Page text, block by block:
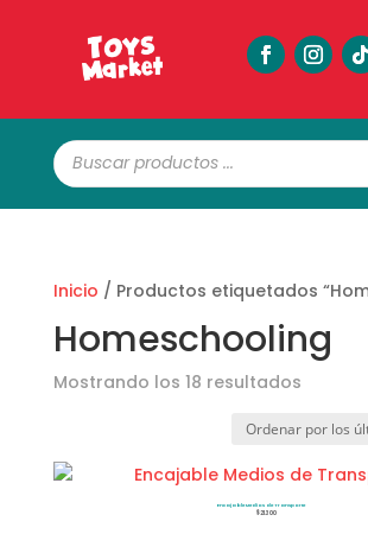
Búsqueda
de
productos
Inicio / Productos etiquetados
Homeschooling
Mostrando los 18 resultados
los
últimos
Encajable Medios de Transporte
$21.300